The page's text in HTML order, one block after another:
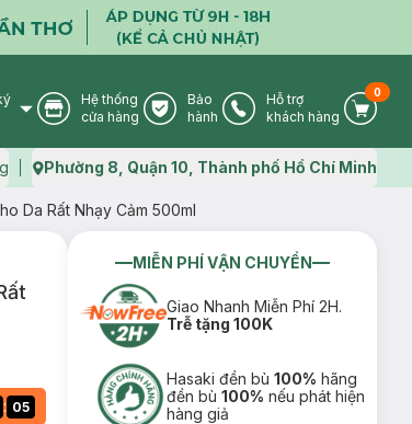
Store Icon
Hệ thống
cửa hàng
Warranty Icon
Bảo
hành
Phone Icon
Hỗ trợ
khách hàng
Cart
0
Map icon
Phường 8, Quận 10, Thành phố Hồ Chí Minh
Da Rất Nhạy Cảm 500ml
: 03
MIỄN PHÍ VẬN CHUYỂN
Giao Nhanh Miễn Phí 2H.
Trễ tặng 100K
Hasaki đền bù100% hãng
đền bù100% nếu phát hiện
hàng giả